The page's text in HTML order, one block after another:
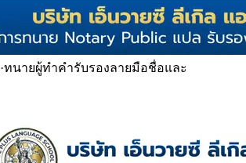
·ทนายผู้ทำคำรับรองลายมือชื่อและ